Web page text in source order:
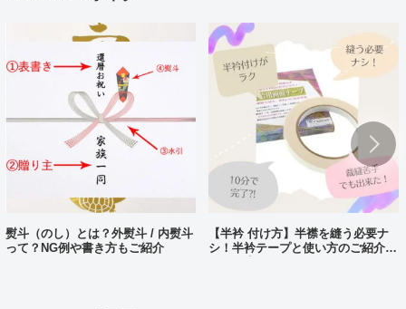
熨斗（のし）とは？外熨斗 / 内熨斗
って？NG例や書き方もご紹介
【半衿 付け方】半襟を縫う必要ナ
シ！半衿テープと使い方のご紹介。